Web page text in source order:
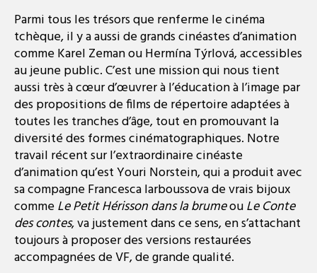
Parmi tous les trésors que renferme le cinéma
tchèque, il y a aussi de grands cinéastes d’animation
comme Karel Zeman ou Hermína Týrlová​, accessibles
au jeune public. C’est une mission qui nous tient
aussi très à cœur d’œuvrer à l’éducation à l’image par
des propositions de films de répertoire adaptées à
toutes les tranches d’âge, tout en promouvant la
diversité des formes cinématographiques. Notre
travail récent sur l’extraordinaire cinéaste
d’animation qu’est Youri Norstein, qui a produit avec
sa compagne Francesca Iarboussova de vrais bijoux
commeLe Petit Hérisson dans la brumeouLe Conte
des contes, va justement dans ce sens, en s’attachant
toujours à proposer des versions restaurées
accompagnées de VF, de grande qualité.